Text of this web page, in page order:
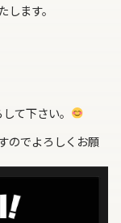
ます。
て下さい。
のでよろしくお願